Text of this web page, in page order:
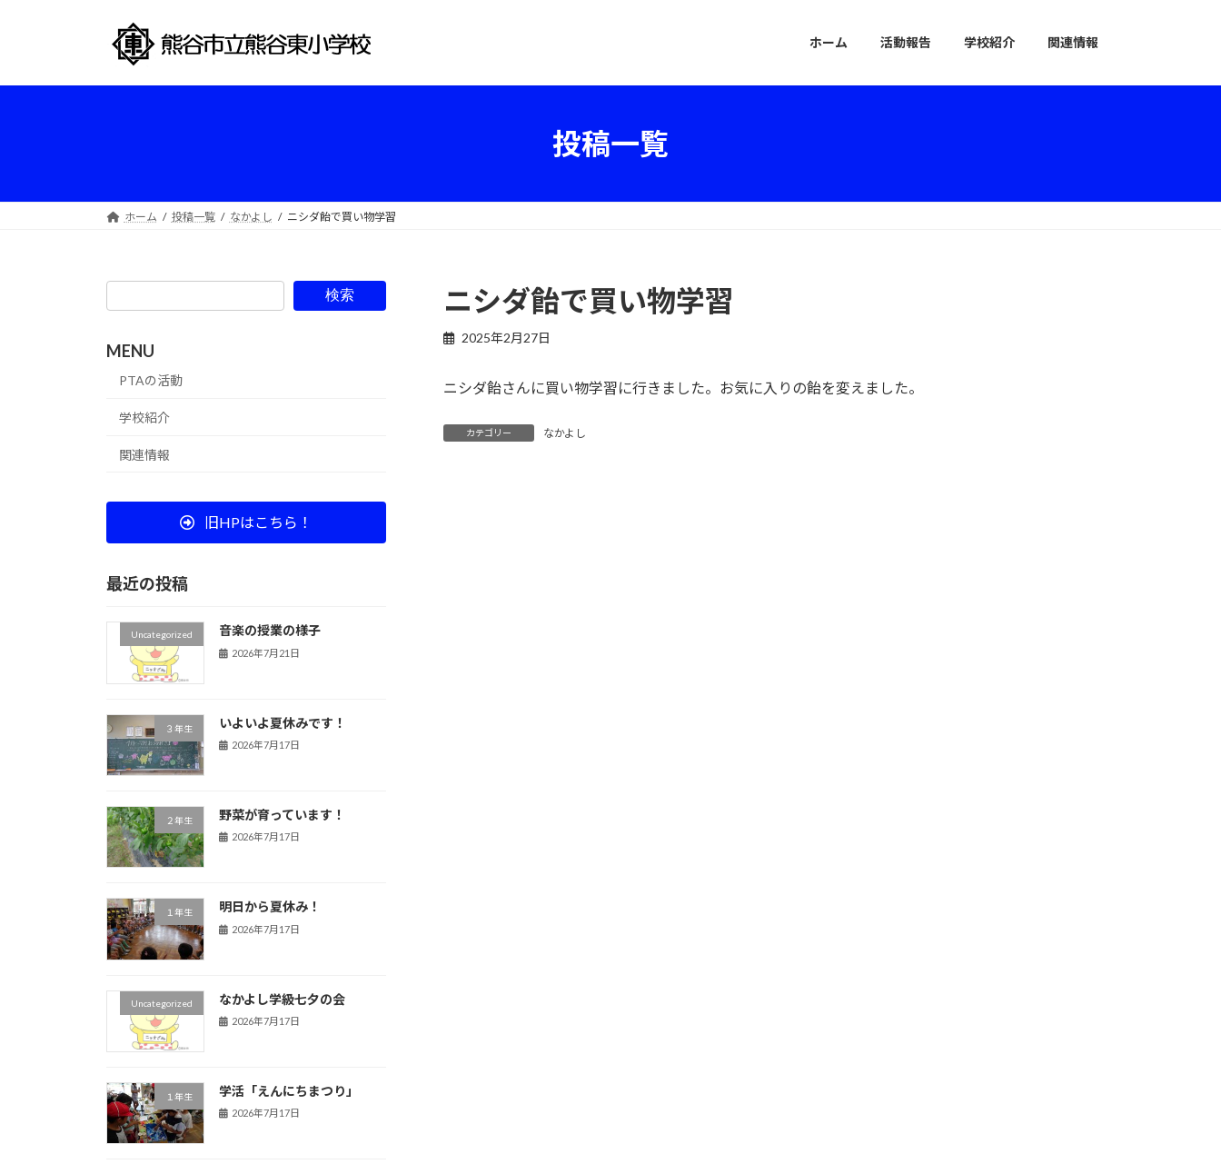
プ
動
ホーム 活動報告 学校紹介 関連情報
投稿一覧
ホーム 投稿一覧 なかよし ニシダ飴で買い物学習
ニシダ飴で買い物学習
2025年2月27日
ニシダ飴さんに買い物学習に行きました。お気に入りの飴を変えました。
カテゴリー なかよし
検索
MENU
PTAの活動
学校紹介
関連情報
旧HPはこちら！
最近の投稿
Uncategorized 音楽の授業の様子
2026年7月21日
３年生 いよいよ夏休みです！
2026年7月17日
２年生 野菜が育っています！
2026年7月17日
１年生 明日から夏休み！
2026年7月17日
Uncategorized なかよし学級七夕の会
2026年7月17日
１年生 学活「えんにちまつり」
2026年7月17日